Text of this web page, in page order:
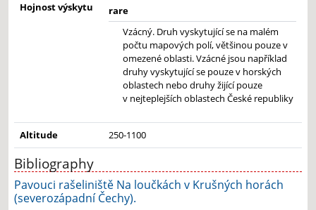
Hojnost výskytu
rare
Vzácný. Druh vyskytující se na malém
počtu mapových polí, většinou pouze v
omezené oblasti. Vzácné jsou například
druhy vyskytující se pouze v horských
oblastech nebo druhy žijící pouze
v nejteplejších oblastech České republiky
Altitude 250-1100
Bibliography
Pavouci rašeliniště Na loučkách v Krušných horách
(severozápadní Čechy).